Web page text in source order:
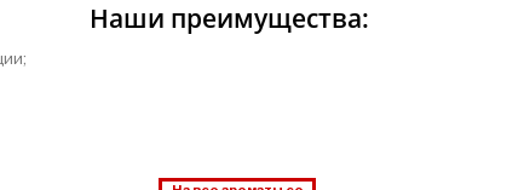
Наши преимущества: